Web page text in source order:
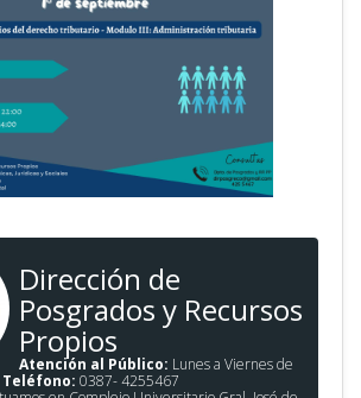
Dirección de
Posgrados y Recursos
Propios
Atención al Público: Lunes a Viernes de
Teléfono: 0387- 4255467